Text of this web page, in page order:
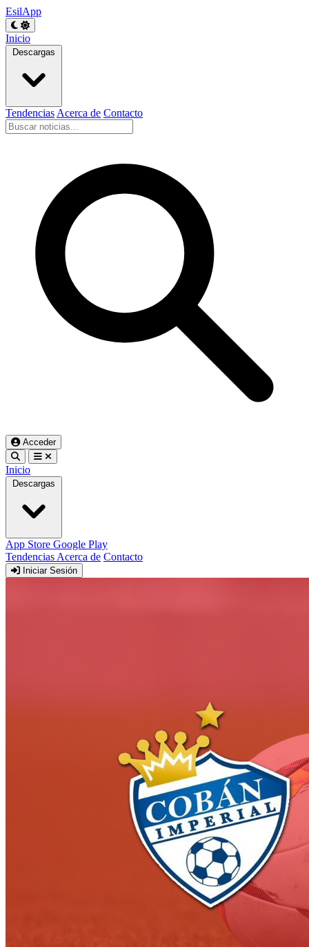
EsilApp
Inicio
Descargas
Tendencias Acerca de Contacto
Acceder
Inicio
Descargas
App Store Google Play
Tendencias Acerca de Contacto
Iniciar Sesión